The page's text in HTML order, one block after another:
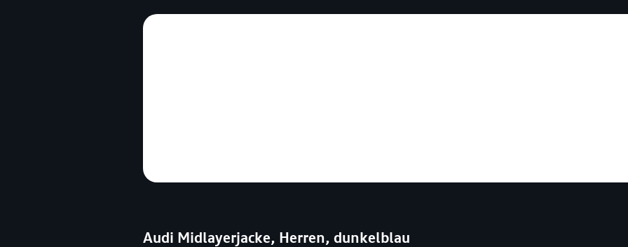
Audi Midlayerjacke, Herren, dunkelblau